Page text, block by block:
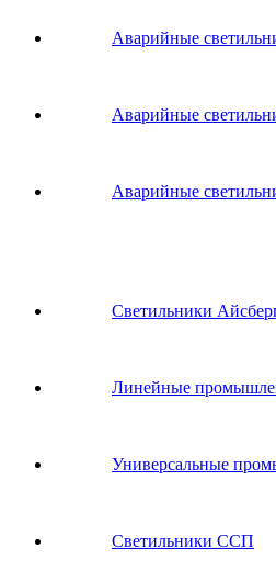
Аварийные
Аварийные
Аварийные
Светильники
Линейные
Универсальные
Светильники ССП